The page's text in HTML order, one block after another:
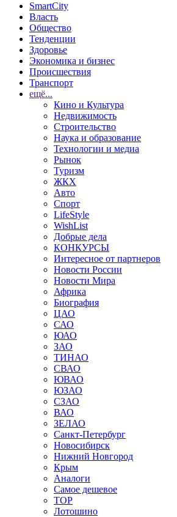
SmartCity
Власть
Общество
Тенденции
Здоровье
Экономика и бизнес
Происшествия
Транспорт
ещё...
Кино и Культура
Недвижимость
Строительство
Наука и образование
Технологии и медиа
Рынок
Туризм
ЖКХ
Авто
Спорт
LifeStyle
WishList
Добрые дела
КОНКУРСЫ
Интересное от партнеров
Новости России
Новости Мира
Африка
Биография
ЦАО
САО
ЮАО
ЗАО
ТИНАО
СВАО
ЮВАО
ЮЗАО
СЗАО
ВАО
ЗЕЛАО
Санкт-Петербург
Новосибирск
Нижний Новгород
Крым
Аналоги
Самое дешевое
TOP
Лотошино